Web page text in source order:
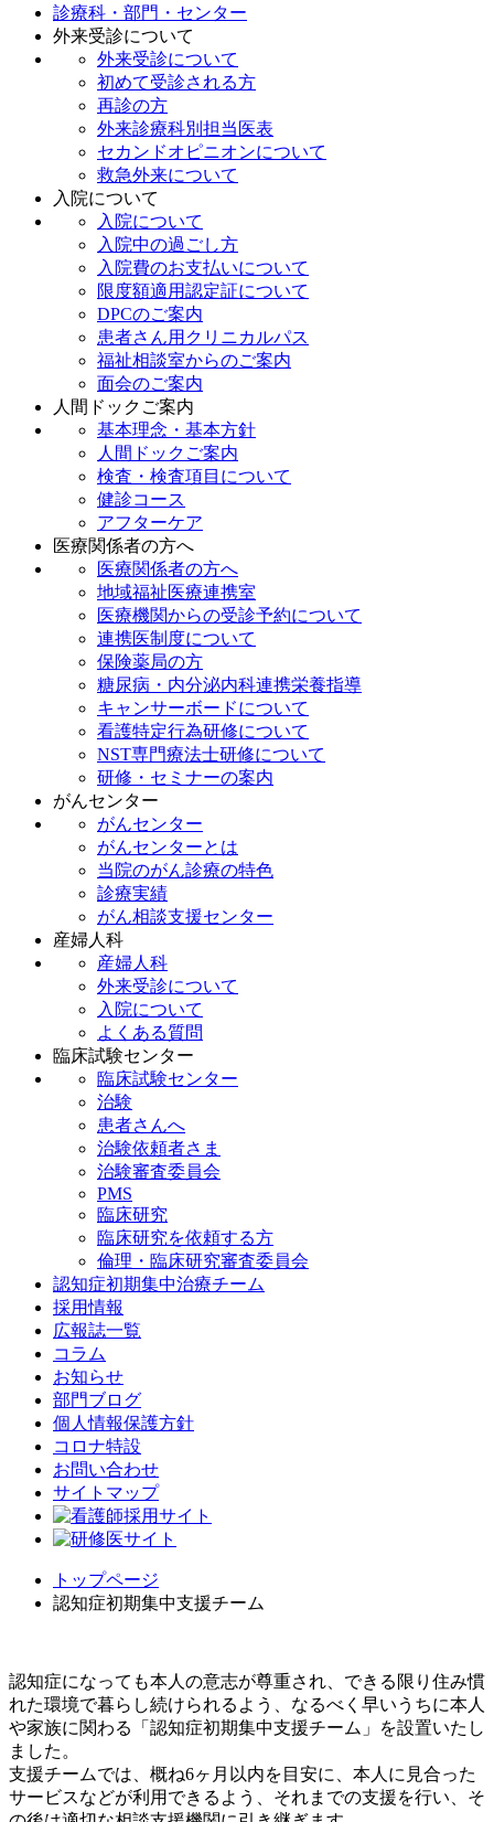
診療科・部門・センター
外来受診について
外来受診について
初めて受診される方
再診の方
外来診療科別担当医表
セカンドオピニオンについて
救急外来について
入院について
入院について
入院中の過ごし方
入院費のお支払いについて
限度額適用認定証について
DPCのご案内
患者さん用クリニカルパス
福祉相談室からのご案内
面会のご案内
人間ドックご案内
基本理念・基本方針
人間ドックご案内
検査・検査項目について
健診コース
アフターケア
医療関係者の方へ
医療関係者の方へ
地域福祉医療連携室
医療機関からの受診予約について
連携医制度について
保険薬局の方
糖尿病・内分泌内科連携栄養指導
キャンサーボードについて
看護特定行為研修について
NST専門療法士研修について
研修・セミナーの案内
がんセンター
がんセンター
がんセンターとは
当院のがん診療の特色
診療実績
がん相談支援センター
産婦人科
産婦人科
外来受診について
入院について
よくある質問
臨床試験センター
臨床試験センター
治験
患者さんへ
治験依頼者さま
治験審査委員会
PMS
臨床研究
臨床研究を依頼する方
倫理・臨床研究審査委員会
認知症初期集中治療チーム
採用情報
広報誌一覧
コラム
お知らせ
部門ブログ
個人情報保護方針
コロナ特設
お問い合わせ
サイトマップ
トップページ
認知症初期集中支援チーム
認知症になっても本人の意志が尊重され、できる限り住み慣
れた環境で暮らし続けられるよう、なるべく早いうちに本人
や家族に関わる「認知症初期集中支援チーム」を設置いたし
ました。
支援チームでは、概ね6ヶ月以内を目安に、本人に見合った
サービスなどが利用できるよう、それまでの支援を行い、そ